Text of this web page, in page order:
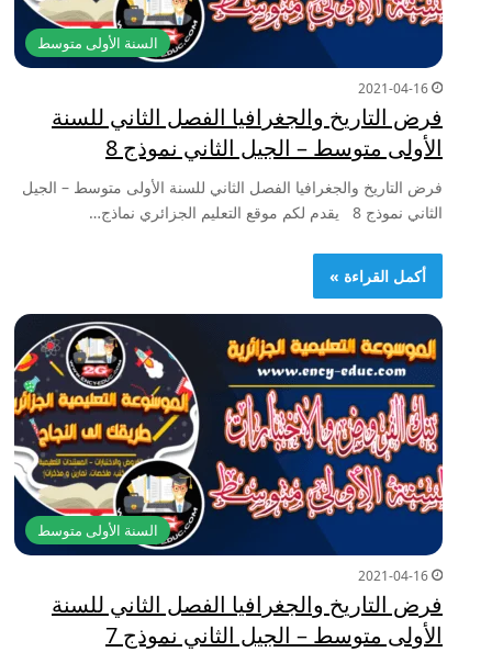
السنة الأولى متوسط
2021-04-16
فرض التاريخ والجغرافيا الفصل الثاني للسنة
الأولى متوسط – الجيل الثاني نموذج 8
فرض التاريخ والجغرافيا الفصل الثاني للسنة الأولى متوسط – الجيل
الثاني نموذج 8 يقدم لكم موقع التعليم الجزائري نماذج…
أكمل القراءة »
السنة الأولى متوسط
2021-04-16
فرض التاريخ والجغرافيا الفصل الثاني للسنة
الأولى متوسط – الجيل الثاني نموذج 7